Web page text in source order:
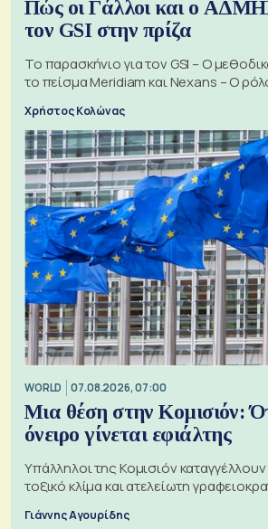
Πώς οι Γάλλοι και ο
τον GSI στην πρίζα
Το παρασκήνιο για τον GSI – Ο
το πείσμα Meridiam και Nexans – Ο
Χρήστος Κολώνας
WORLD 07.08.2026, 07:00
Μια θέση στην Κομισιόν:
όνειρο γίνεται εφιάλτης
Υπάλληλοι της Κομισιόν
τοξικό κλίμα και ατελείωτη
Γιάννης Αγουρίδης